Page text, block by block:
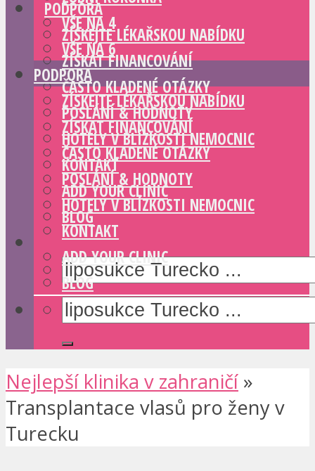
PODPORA
ZÍSKEJTE LÉKAŘSKOU NABÍDKU
ZÍSKAT FINANCOVÁNÍ
ČASTO KLADENÉ OTÁZKY
POSLÁNÍ & HODNOTY
HOTELY V BLÍZKOSTI NEMOCNIC
KONTAKT
ADD YOUR CLINIC
BLOG
VŠE NA 4
VŠE NA 6
PODPORA
ZÍSKEJTE LÉKAŘSKOU NABÍDKU
ZÍSKAT FINANCOVÁNÍ
ČASTO KLADENÉ OTÁZKY
POSLÁNÍ & HODNOTY
HOTELY V BLÍZKOSTI NEMOCNIC
KONTAKT
ADD YOUR CLINIC
BLOG
Nejlepší klinika v zahraničí »
Transplantace vlasů pro ženy v
Turecku